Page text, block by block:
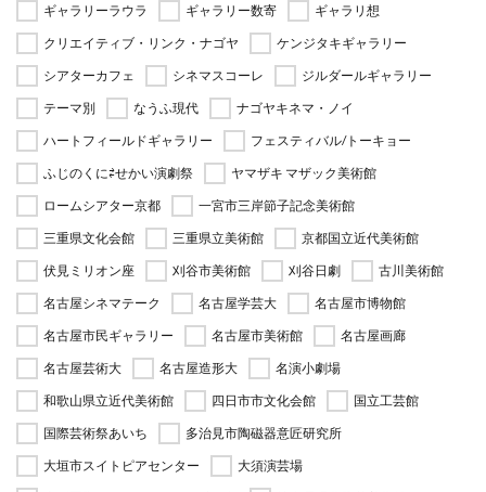
ギャラリーラウラ
ギャラリー数寄
ギャラリ想
クリエイティブ・リンク・ナゴヤ
ケンジタキギャラリー
シアターカフェ
シネマスコーレ
ジルダールギャラリー
テーマ別
なうふ現代
ナゴヤキネマ・ノイ
ハートフィールドギャラリー
フェスティバル/トーキョー
ふじのくに⇄せかい演劇祭
ヤマザキ マザック美術館
ロームシアター京都
一宮市三岸節子記念美術館
三重県文化会館
三重県立美術館
京都国立近代美術館
伏見ミリオン座
刈谷市美術館 刈谷日劇
古川美術館
名古屋シネマテーク
名古屋学芸大
名古屋市博物館
名古屋市民ギャラリー
名古屋市美術館
名古屋画廊
名古屋芸術大
名古屋造形大
名演小劇場
和歌山県立近代美術館
四日市市文化会館
国立工芸館
国際芸術祭あいち
多治見市陶磁器意匠研究所
大垣市スイトピアセンター
大須演芸場